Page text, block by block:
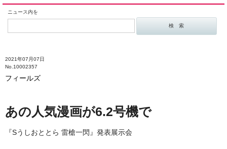
ニュース内を
2021年07月07日
No.10002357
フィールズ
あの人気漫画が6.2号機で
『Sうしおととら 雷槍一閃』発表展示会